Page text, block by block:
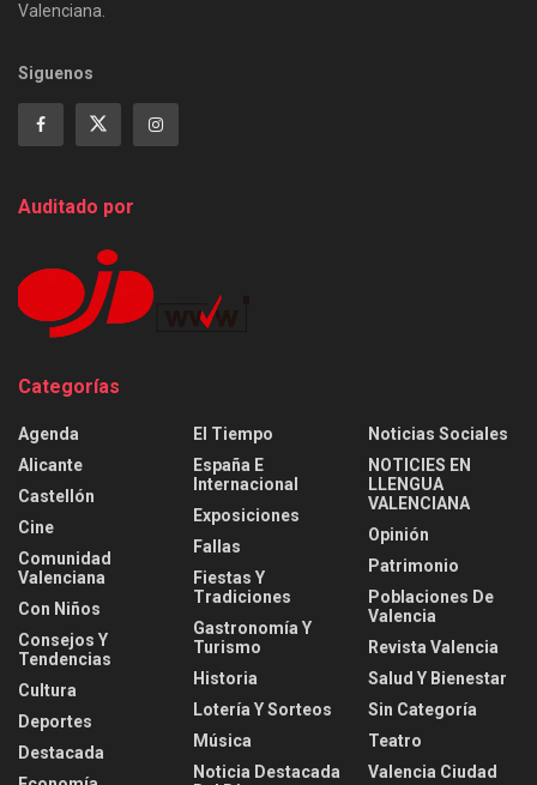
Valenciana.
Siguenos
Auditado por
Categorías
Agenda
Alicante
Castellón
Cine
Comunidad
Valenciana
Con Niños
Consejos Y
Tendencias
Cultura
Deportes
Destacada
El Tiempo
España E
Internacional
Exposiciones
Fallas
Fiestas Y
Tradiciones
Gastronomía Y
Turismo
Historia
Lotería Y Sorteos
Música
Noticia Destacada
Noticias Sociales
NOTICIES EN
LLENGUA
VALENCIANA
Opinión
Patrimonio
Poblaciones De
Valencia
Revista Valencia
Salud Y Bienestar
Sin Categoría
Teatro
Valencia Ciudad